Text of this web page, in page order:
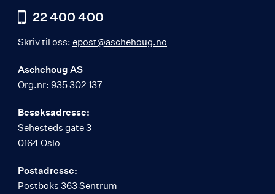
22 400 400
Skriv til oss: epost@aschehoug.no
Aschehoug AS
Org.nr: 935 302 137
Besøksadresse:
Sehesteds gate 3
0164 Oslo
Postadresse:
Postboks 363 Sentrum